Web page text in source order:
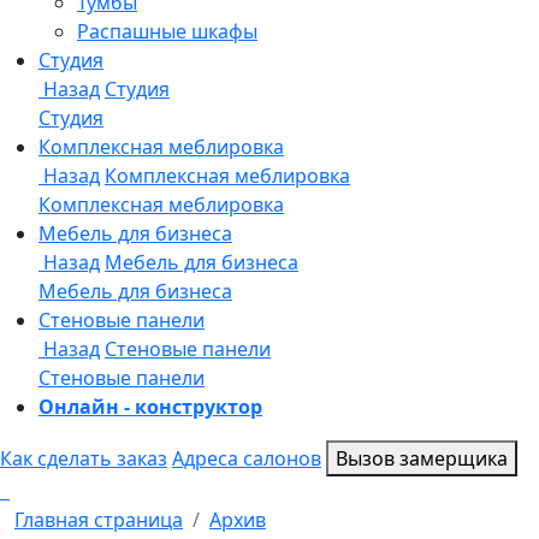
Онлайн - конструктор
Как сделать заказ Адреса салонов Вызов замерщика
Главная страница
Архив